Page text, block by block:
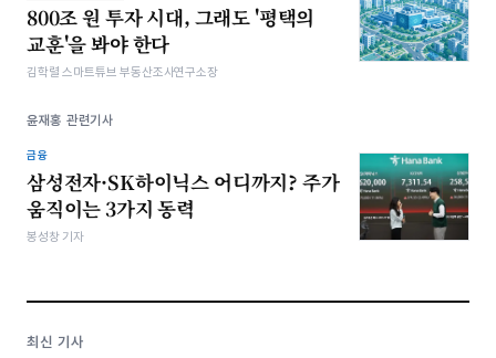
800조 원 투자 시대, 그래도 '평택의
교훈'을 봐야 한다
김학렬 스마트튜브 부동산조사연구소장
윤재홍 관련기사
금융
삼성전자·SK하이닉스 어디까지? 주가
움직이는 3가지 동력
봉성창 기자
최신 기사